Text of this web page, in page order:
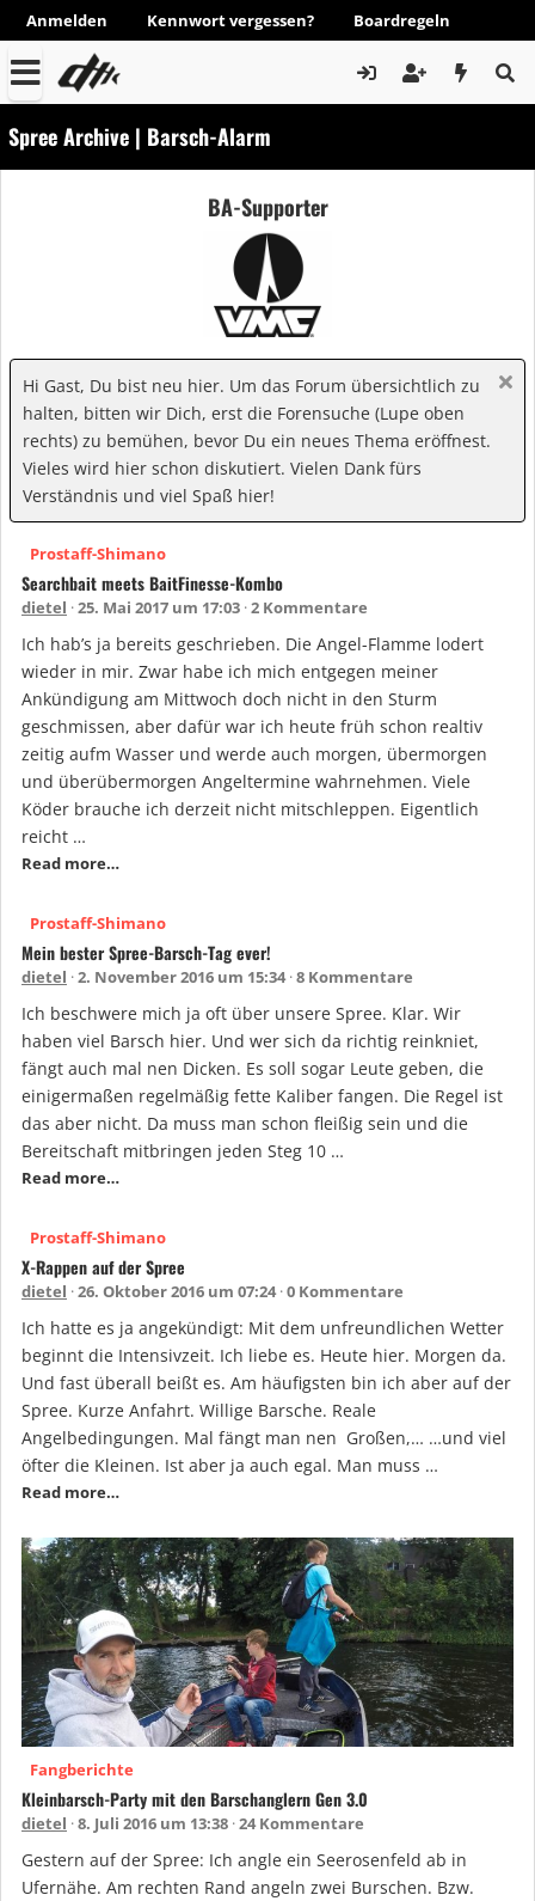
Anmelden Kennwort vergessen? Boardregeln
Spree Archive | Barsch-Alarm
BA-Supporter
Hi Gast, Du bist neu hier. Um das Forum übersichtlich zu
halten, bitten wir Dich, erst die Forensuche (Lupe oben
rechts) zu bemühen, bevor Du ein neues Thema eröffnest.
Vieles wird hier schon diskutiert. Vielen Dank fürs
Verständnis und viel Spaß hier!
Prostaff-Shimano
Searchbait meets BaitFinesse-Kombo
dietel 25. Mai 2017 um 17:03 2 Kommentare
Ich hab’s ja bereits geschrieben. Die Angel-Flamme lodert
wieder in mir. Zwar habe ich mich entgegen meiner
Ankündigung am Mittwoch doch nicht in den Sturm
geschmissen, aber dafür war ich heute früh schon realtiv
zeitig aufm Wasser und werde auch morgen, übermorgen
und überübermorgen Angeltermine wahrnehmen. Viele
Köder brauche ich derzeit nicht mitschleppen. Eigentlich
reicht …
Read more…
Prostaff-Shimano
Mein bester Spree-Barsch-Tag ever!
dietel 2. November 2016 um 15:34 8 Kommentare
Ich beschwere mich ja oft über unsere Spree. Klar. Wir
haben viel Barsch hier. Und wer sich da richtig reinkniet,
fängt auch mal nen Dicken. Es soll sogar Leute geben, die
einigermaßen regelmäßig fette Kaliber fangen. Die Regel ist
das aber nicht. Da muss man schon fleißig sein und die
Bereitschaft mitbringen jeden Steg 10 …
Read more…
Prostaff-Shimano
X-Rappen auf der Spree
dietel 26. Oktober 2016 um 07:24 0 Kommentare
Ich hatte es ja angekündigt: Mit dem unfreundlichen Wetter
beginnt die Intensivzeit. Ich liebe es. Heute hier. Morgen da.
Und fast überall beißt es. Am häufigsten bin ich aber auf der
Spree. Kurze Anfahrt. Willige Barsche. Reale
Angelbedingungen. Mal fängt man nen Großen,… …und viel
öfter die Kleinen. Ist aber ja auch egal. Man muss …
Read more…
Fangberichte
Kleinbarsch-Party mit den Barschanglern Gen 3.0
dietel 8. Juli 2016 um 13:38 24 Kommentare
Gestern auf der Spree: Ich angle ein Seerosenfeld ab in
Ufernähe. Am rechten Rand angeln zwei Burschen. Bzw.